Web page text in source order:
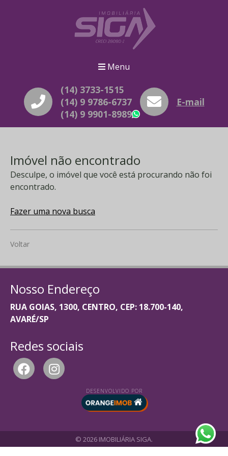
Menu
(14) 3733-1515
(14) 9 9786-6737
(14) 9 9901-8989
WhatsApp
E-mail
Imóvel não encontrado
Desculpe, o imóvel que você está procurando não foi
encontrado.
Fazer uma nova busca
Voltar
Nosso Endereço
RUA GOIAS, 1300, CENTRO, CEP: 18.700-140,
AVARÉ/SP
Redes sociais
DESENVOLVIDO POR
© 2026 IMOBILIÁRIA SIGA.